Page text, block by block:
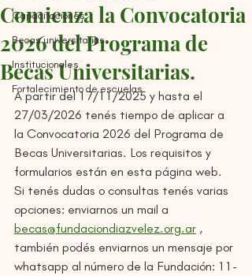
Capacitaciones
Becas universitarias
Institucionales
Fortalecimiento de escuelas
Comienza la Convocatoria
2026 del Programa de
Becas Universitarias.
A partir del 17/11/2025 y hasta el
27/03/2026 tenés tiempo de aplicar a
la Convocatoria 2026 del Programa de
Becas Universitarias. Los requisitos y
formularios están en esta página web.
Si tenés dudas o consultas tenés varias
opciones: enviarnos un mail a
becas@fundaciondiazvelez.org.ar ,
también podés enviarnos un mensaje por
whatsapp al número de la Fundación: 11-